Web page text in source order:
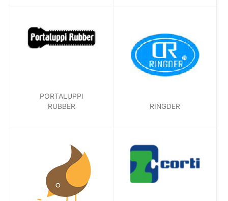
PORTALUPPI
RUBBER
RINGDER